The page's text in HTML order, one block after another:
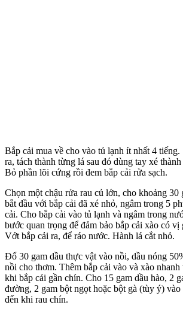
Bắp cải mua về cho vào tủ lạnh ít nhất 4 tiếng.
ra, tách thành từng lá sau đó dùng tay xé
Bỏ phần lõi cứng rồi đem bắp cải rửa sạch.
Chọn một chậu rửa rau củ lớn, cho khoảng 30
bắt đầu với bắp cải đã xé nhỏ, ngâm trong 5
cải. Cho bắp cải vào tủ lạnh và ngâm trong
bước quan trọng để đảm bảo bắp cải xào có vị
Vớt bắp cải ra, để ráo nước. Hành lá cắt nhỏ.
Đổ 30 gam dầu thực vật vào nồi, dầu nóng
nồi cho thơm. Thêm bắp cải vào và xào nhanh
khi bắp cải gần chín. Cho 15 gam dầu hào, 2
đường, 2 gam bột ngọt hoặc bột gà (tùy ý)
đến khi rau chín.